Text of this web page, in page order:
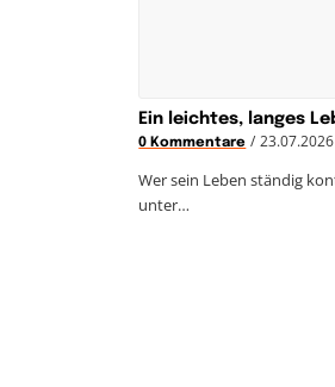
Ein leichtes, langes
0 Kommentare / 23.07.2026
Wer sein Leben ständig
unter…